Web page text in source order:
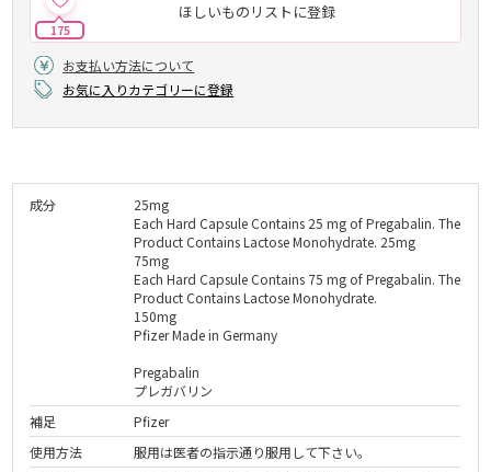
ほしいものリストに登録
175
お支払い方法について
お気に入りカテゴリーに登録
成分
25mg
Each Hard Capsule Contains 25 mg of Pregabalin. The
Product Contains Lactose Monohydrate. 25mg
75mg
Each Hard Capsule Contains 75 mg of Pregabalin. The
Product Contains Lactose Monohydrate.
150mg
Pfizer Made in Germany
Pregabalin
プレガバリン
補足
Pfizer
使用方法
服用は医者の指示通り服用して下さい。